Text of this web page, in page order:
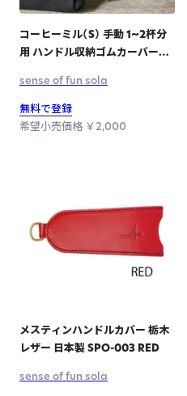
コーヒーミル（S） 手動 1~2杯分
用 ハンドル収納ゴムカーバー付
sense of fun sola
無料で登録
希望小売価格 ￥2,000
メスティンハンドルカバー 栃木
レザー 日本製 SPO-003 RED
sense of fun sola